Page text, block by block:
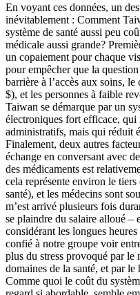
En voyant ces données, un
inévitablement : Comment
système de santé aussi peu
médicale aussi grande?
un copaiement pour chaque
pour empêcher que la
barrière à l’accès aux soins,
$), et les personnes à faible
Taiwan se démarque par un
électroniques fort efficace, qui
administratifs, mais qui réduit
Finalement, deux autres
échange en conversant avec
des médicaments est
cela représente environ le tiers
santé), et les médecins sont
m’est arrivé plusieurs fois
se plaindre du salaire alloué –
considérant les longues
confié à notre groupe voir
plus du stress provoqué par le
domaines de la santé, et par
Comme quoi le coût du